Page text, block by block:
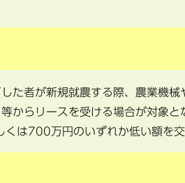
た者が新規就農する際、農業機
からリースを受ける場合が対象と
は700万円のいずれか低い額を交